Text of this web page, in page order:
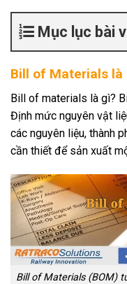
Mục lục bài
Bill of Materials là
Bill of materials là gì?
Định mức nguyên vật
các nguyên liệu, thành
cần thiết để sản xuất
Bill of Materials (BOM)